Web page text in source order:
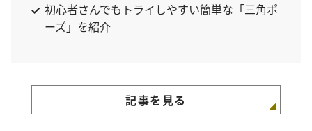
初心者さんでもトライしやすい簡単な「三角ポ
ーズ」を紹介
記事を見る